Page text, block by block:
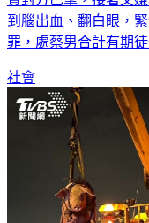
到腦出血、翻白眼，
罪，處蔡男合計有期
社會